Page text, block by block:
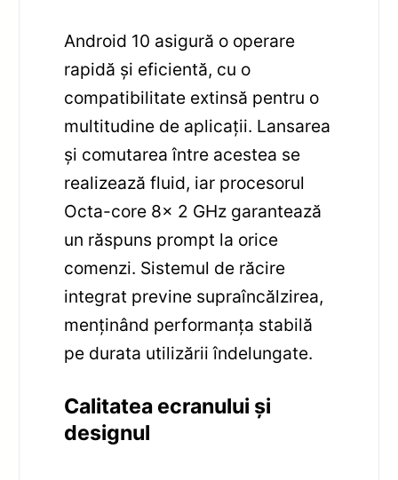
Android 10 asigură o operare
rapidă și eficientă, cu o
compatibilitate extinsă pentru o
multitudine de aplicații. Lansarea
și comutarea între acestea se
realizează fluid, iar procesorul
Octa-core 8x 2 GHz garantează
un răspuns prompt la orice
comenzi. Sistemul de răcire
integrat previne supraîncălzirea,
menținând performanța stabilă
pe durata utilizării îndelungate.
Calitatea ecranului și
designul